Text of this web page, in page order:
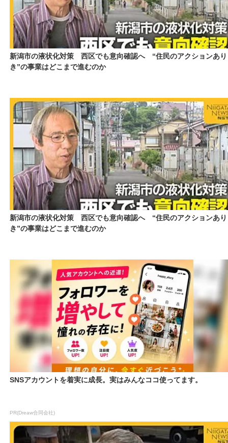
新潟市の液状化対策 西区でも意向確認へ “住民のアクションあり
き”の事業はどこまで進むのか
新潟市の液状化対策 西区でも意向確認へ “住民のアクションあり
き”の事業はどこまで進むのか
SNSアカウントを着実に成長。実はみんなココ使ってます。
PR(Dreaw合同会社)